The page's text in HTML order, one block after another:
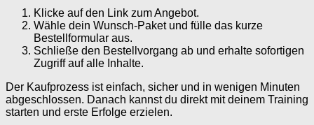
Klicke auf den Link zum Angebot.
Wähle dein Wunsch-Paket und fülle das kurze
Bestellformular aus.
Schließe den Bestellvorgang ab und erhalte sofortigen
Zugriff auf alle Inhalte.
Der Kaufprozess ist einfach, sicher und in wenigen Minuten
abgeschlossen. Danach kannst du direkt mit deinem Training
starten und erste Erfolge erzielen.